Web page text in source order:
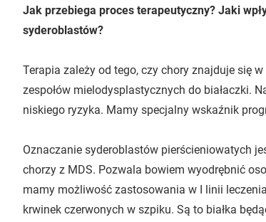
Jak przebiega proces terapeutyczny? Jaki
syderoblastów?
Terapia zależy od tego, czy chory znajduje się
zespołów mielodysplastycznych do białaczki.
niskiego ryzyka. Mamy specjalny wskaźnik
Oznaczanie syderoblastów pierścieniowatych
chorzy z MDS. Pozwala bowiem wyodrębnić
mamy możliwość zastosowania w I linii
krwinek czerwonych w szpiku. Są to białka